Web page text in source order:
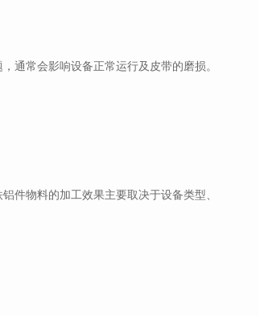
通常会影响设备正常运行及皮带的磨损。
件物料的加工效果主要取决于设备类型、